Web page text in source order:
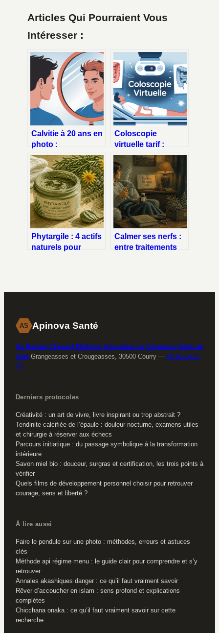
Articles Qui Pourraient Vous
Intéresser :
Calvitie à 20 ans en
photo :
comprendre,
reconnaître et agir
sans attendre
Coloscopie
virtuelle tarif :
comprendre les
prix,
remboursements et
options
Phytargile : 4 actifs
naturels pour
Calmer ses nerfs :
entre traitements
comment choisir ?
AS Apinova Santé
Au Rucher Cévenol Miellerie Apiculteur en Cévennes Vente de
miel Grangeasses et Crougeasses, 30500 Courry — 04 66 24 37
70
Derniers protocoles
Créativité : un art de vivre, livre inspirant ou trop abstrait ?
Tendinite calcifiée de l’épaule : douleur nocturne, examens utiles
et chirurgie à réserver aux échecs
Parcours initiatique : du passage symbolique à la transformation
intérieure
Savon miel bio : douceur, surgras et certification, les trois points à
vérifier
Quels films de développement personnel choisir pour retrouver
courage, sens et liberté ?
À lire aussi
Faire le pendule sur une photo : méthodes, erreurs et astuces
clés
Méthode api régime menu : le guide clair pour comprendre et s’y
retrouver
Annales akashiques danger : ce qu’il faut vraiment savoir
Rêver d’accoucher en islam : sens profond et explications
complètes
Chicchana onaka : ce qu’il faut vraiment savoir sur cette
recherche